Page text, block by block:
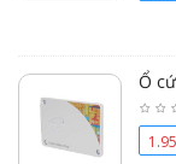
Ổ